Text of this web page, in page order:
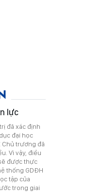
lực
đã xác định
đại học
Chủ trương đã
Vì vậy, điều
được thực
thống GDĐH
tập của
trong giai